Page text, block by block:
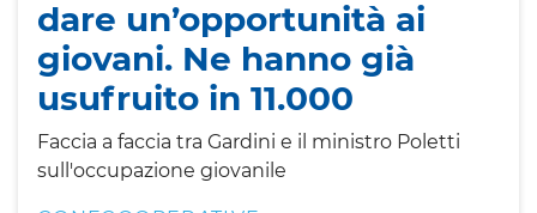
dare un’opportunità ai
giovani. Ne hanno già
usufruito in 11.000
Faccia a faccia tra Gardini e il ministro Poletti
sull'occupazione giovanile